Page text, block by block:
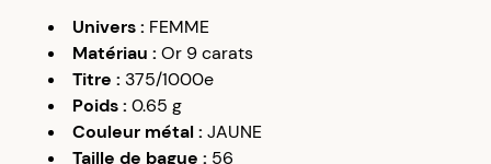
Univers: FEMME
Matériau : Or 9 carats
Titre : 375/1000e
Poids: 0.65 g
Couleur métal: JAUNE
Taille de bague : 56